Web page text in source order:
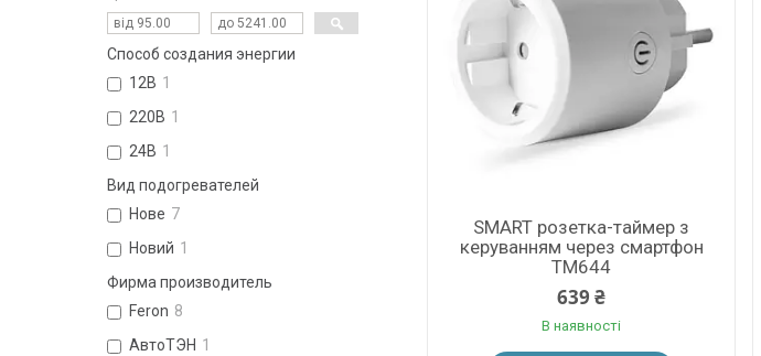
SMART розетка-таймер з
керуванням через смартфон
ТМ644
639 ₴
В наявності
Способ создания энергии
12В 1
220В 1
24В 1
Вид подогревателей
Нове 7
Новий 1
Фирма производитель
Feron 8
АвтоТЭН 1